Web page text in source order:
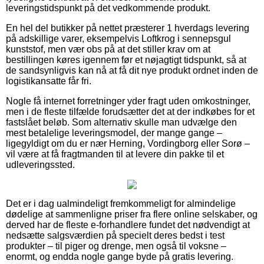
leveringstidspunkt på det vedkommende produkt.
En hel del butikker på nettet præsterer 1 hverdags levering
på adskillige varer, eksempelvis Loftkrog i sennepsgul
kunststof, men vær obs på at det stiller krav om at
bestillingen køres igennem før et nøjagtigt tidspunkt, så at
de sandsynligvis kan nå at få dit nye produkt ordnet inden de
logistikansatte får fri.
Nogle få internet forretninger yder fragt uden omkostninger,
men i de fleste tilfælde forudsætter det at der indkøbes for et
fastslået beløb. Som alternativ skulle man udvælge den
mest betalelige leveringsmodel, der mange gange –
ligegyldigt om du er nær Herning, Vordingborg eller Sorø –
vil være at få fragtmanden til at levere din pakke til et
udleveringssted.
Det er i dag ualmindeligt fremkommeligt for almindelige
dødelige at sammenligne priser fra flere online selskaber, og
derved har de fleste e-forhandlere fundet det nødvendigt at
nedsætte salgsværdien på specielt deres bedst i test
produkter – til piger og drenge, men også til voksne –
enormt, og endda nogle gange byde på gratis levering.